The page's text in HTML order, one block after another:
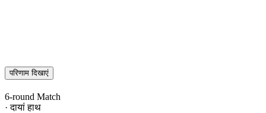
परिणाम दिखाएं
6-round Match
· दायां हाथ